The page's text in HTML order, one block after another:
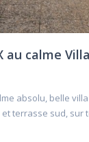
au calme
absolu, belle villa
terrasse sud, sur